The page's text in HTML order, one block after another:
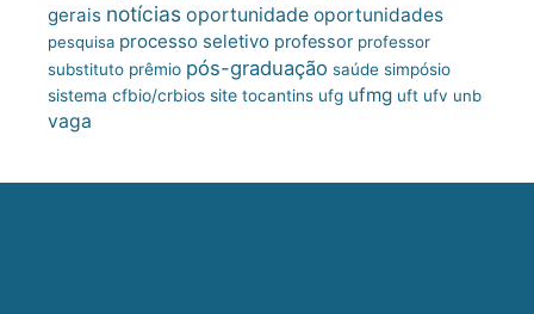
gerais notícias oportunidade oportunidades
pesquisa processo seletivo professor professor
substituto prêmio pós-graduação saúde simpósio
sistema cfbio/crbios site tocantins ufg ufmg uft ufv unb
vaga